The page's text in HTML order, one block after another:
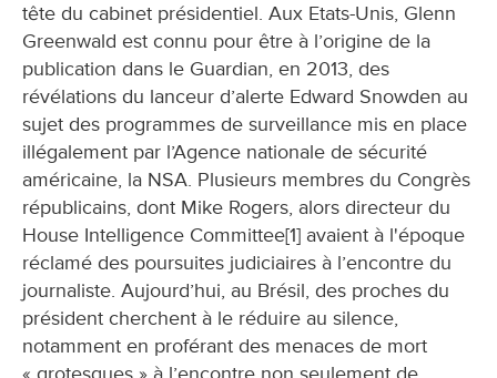
tête du cabinet présidentiel. Aux Etats-Unis, Glenn
Greenwald est connu pour être à l’origine de la
publication dans le Guardian, en 2013, des
révélations du lanceur d’alerte Edward Snowden au
sujet des programmes de surveillance mis en place
illégalement par l’Agence nationale de sécurité
américaine, la NSA. Plusieurs membres du Congrès
républicains, dont Mike Rogers, alors directeur du
House Intelligence Committee[1] avaient à l'époque
réclamé des poursuites judiciaires à l’encontre du
journaliste. Aujourd’hui, au Brésil, des proches du
président cherchent à le réduire au silence,
notamment en proférant des menaces de mort